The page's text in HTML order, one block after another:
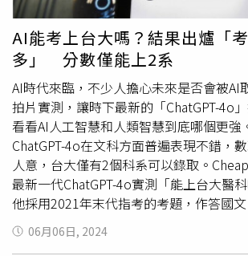
AI能考上台大嗎？結果出爐「
多」 分數僅能上2系
AI時代來臨，不少人擔心未來是否會被AI
拍片實測，讓時下最新的「ChatGPT-4o
看看AI人工智慧和人類智慧到底哪個更強
ChatGPT-4o在文科方面普遍表現不錯，
人意，台大僅有2個科系可以錄取。
最新一代ChatGPT-4o實測「能上台大醫
他採用2021年末代指考的考題，作答國
數乙、歷史、地理、公民、物理、化學
目。最終考試結果出爐，ChatGPT-4oy
06月06日, 2024